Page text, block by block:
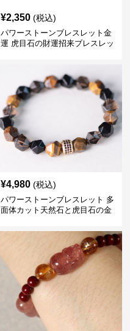
¥2,350 (税込)
パワーストーンブレスレット金
運 虎目石の財運招来ブレスレッ
¥4,980 (税込)
パワーストーンブレスレット 多
面体カット天然石と虎目石の金